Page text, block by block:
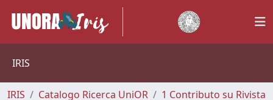
IRIS
IRIS Catalogo Ricerca UniOR
1 Contributo su Rivista